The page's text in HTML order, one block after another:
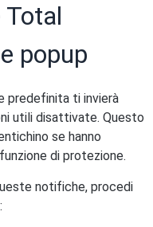
popup
predefinita ti invierà
utili disattivate. Questo
se hanno
di protezione.
notifiche, procedi